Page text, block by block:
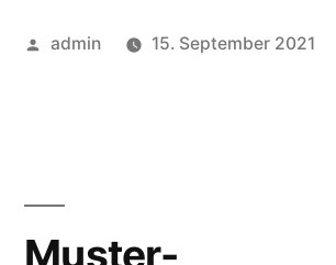
admin 15. September 2021
Muster-